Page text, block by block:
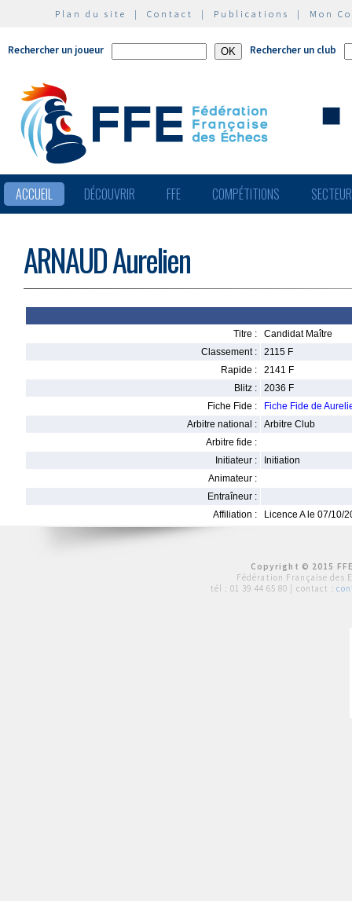
Plan du site | Contact | Publications | Mon
Rechercher un joueur Rechercher un club
ACCUEIL DÉCOUVRIR FFE COMPÉTITIONS
ARNAUD Aurelien
Titre :
Candidat Maître
Classement :
2115 F
Rapide :
2141 F
Blitz :
2036 F
Fiche Fide :
Fiche Fide de
Arbitre national :
Arbitre Club
Arbitre fide :
Initiateur :
Initiation
Animateur :
Entraîneur :
Affiliation :
Licence A le 07/10/
Copyright © 2015
Fédération Française des
tél : 01 39 44 65 80 | contact :